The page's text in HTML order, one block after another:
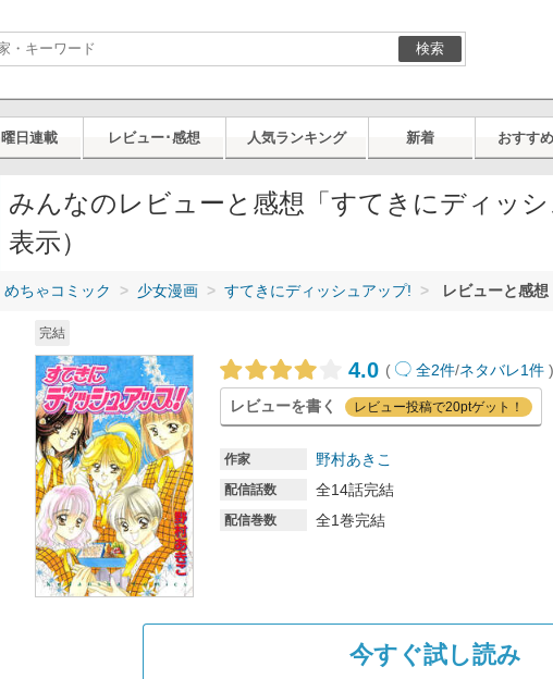
検索
曜日連載 レビュー･感想 人気ランキング 新着 おすす
みんなのレビューと感想「すてきにディッ
表示）
めちゃコミック 少女漫画 すてきにディッシュアップ! レビューと感
完結
4.0 ( 全2件/ネタバレ1件
レビューを書く レビュー投稿で20ptゲット！
作家 野村あきこ
配信話数 全14話完結
配信巻数 全1巻完結
今すぐ試し読み